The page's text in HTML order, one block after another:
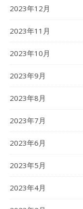
2023年12月
2023年11月
2023年10月
2023年9月
2023年8月
2023年7月
2023年6月
2023年5月
2023年4月